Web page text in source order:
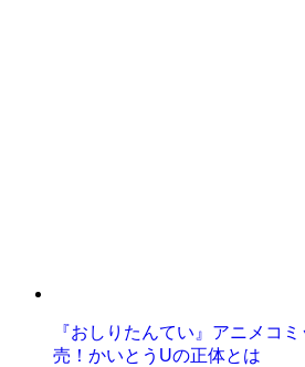
『おしりたんてい』アニメコ
売！かいとうUの正体とは